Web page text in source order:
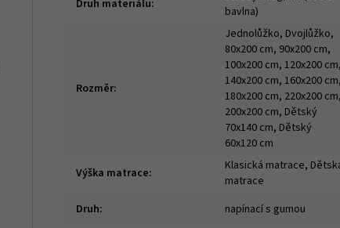
Druh materiálu:
bavlna)
Rozměr:
Jednolůžko, Dvojlůžko,
80x200 cm, 90x200 cm,
100x200 cm, 120x200
140x200 cm, 160x200
180x200 cm, 220x200
200x200 cm, Dětský
70x140 cm, Dětský
60x120 cm
Výška matrace:
Klasická matrace,
matrace
Druh: napínací s gumou